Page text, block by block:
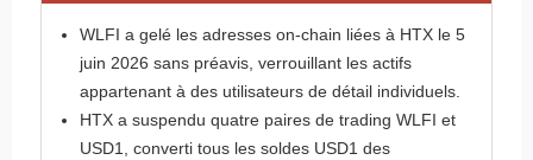
WLFI a gelé les adresses on-chain liées à HTX le 5
juin 2026 sans préavis, verrouillant les actifs
appartenant à des utilisateurs de détail individuels.
HTX a suspendu quatre paires de trading WLFI et
USD1, converti tous les soldes USD1 des